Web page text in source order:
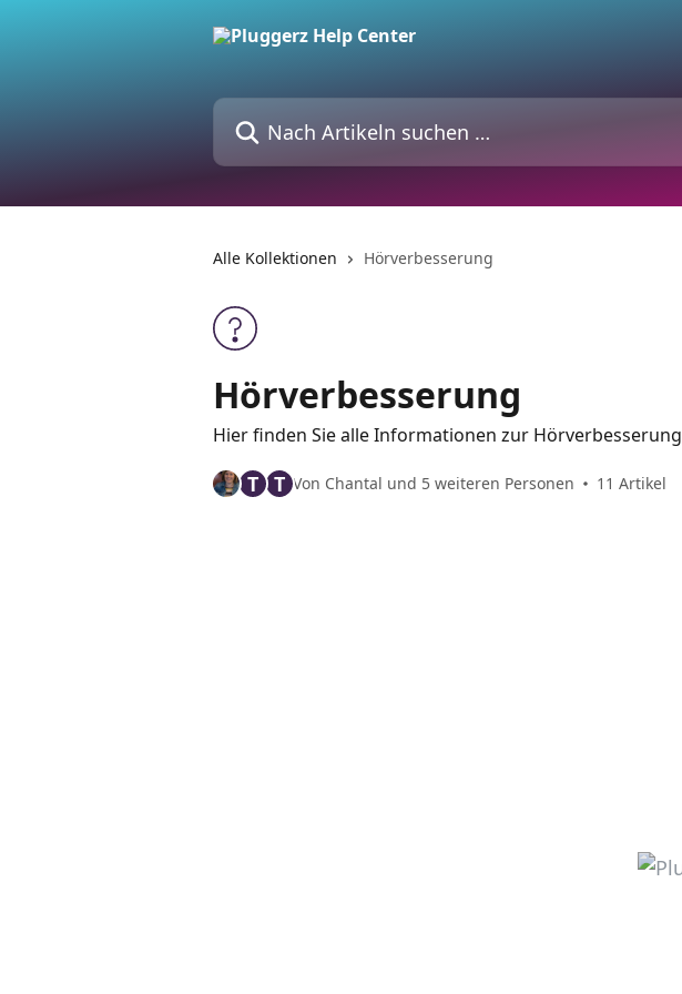
Nach Artikeln suchen …
Alle Kollektionen Hörverbesserung
Hörverbesserung
Hier finden Sie alle Informationen zur Hörverbesserung
T T Von Chantal und 5 weiteren Personen 11 Artikel